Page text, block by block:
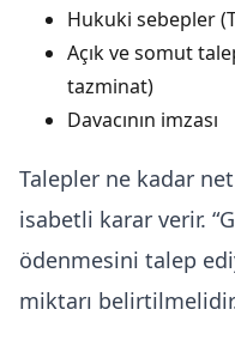
Hukuki sebepler
Açık ve somut
tazminat)
Davacının imzası
Talepler ne kadar
isabetli karar verir.
ödenmesini talep
miktarı